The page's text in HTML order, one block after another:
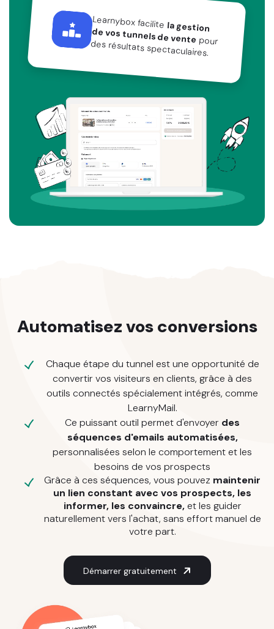
Learnybox facilitela gestion
de vos tunnels de ventepour
des résultats spectaculaires.
Automatisez vos conversions
Chaque étape du tunnel est une opportunité de
convertir vos visiteurs en clients, grâce à des
outils connectés spécialement intégrés, comme
LearnyMail.
Ce puissant outil permet d'envoyer des
séquences d'emails automatisées,
personnalisées selon le comportement et les
besoins de vos prospects
Grâce à ces séquences, vous pouvez maintenir
un lien constant avec vos prospects, les
informer, les convaincre,et les guider
naturellement vers l'achat, sans effort manuel de
votre part.
Démarrer gratuitement